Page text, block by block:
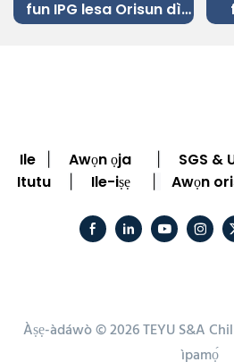
fun IPG lesa Orisun dì
Irin Okun lesa Ige
Ile Awọn ọja SGS &
Itutu
Ile-iṣẹ Awọn
Àṣẹ-àdáwò © 2026 TEYU S&A
ìpamọ́